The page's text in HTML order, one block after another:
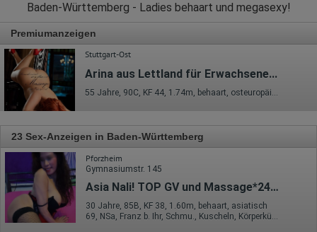
Baden-Württemberg - Ladies behaart und megasexy!
Premiumanzeigen
Stuttgart-Ost
Arina aus Lettland für Erwachsene...
23 Sex-Anzeigen in Baden-Württemberg
Pforzheim
Gymnasiumstr. 145
Asia Nali! TOP GV und Massage*24St.
30 Jahre, 85B, KF 38, 1.60m, behaart, asiatisch
69, NSa, Franz b. Ihr, Schmu., Kuscheln, Körperküs., AV b. Ihm, EL